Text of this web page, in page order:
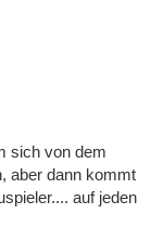
sich von dem
aber dann kommt
auf jeden